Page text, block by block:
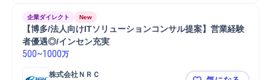
企業ダイレクト New
【博多/法人向けITソリューションコンサル提案】営業経験
者優遇◎/インセン充実
500~1000万
株式会社ＮＲＣ